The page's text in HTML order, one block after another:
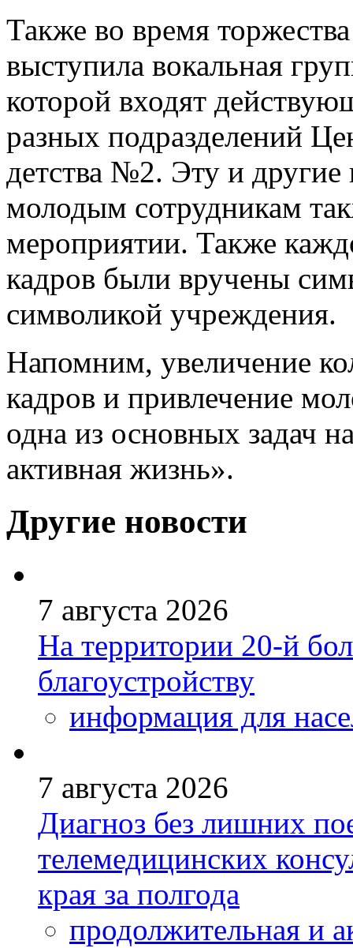
Также во время
выступила вокальная
которой входят
разных подразделений
детства №2. Эту и
молодым сотрудникам
мероприятии. Также
кадров были вручены
символикой учреждения.
Напомним, увеличение
кадров и привлечение
одна из основных задач
активная жизнь».
Другие новости
7 августа 2026
На территории 20-й
благоустройству
информация для
7 августа 2026
Диагноз без лишних
телемедицинских
края за полгода
продолжительная и